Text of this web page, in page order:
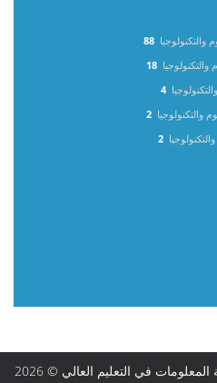
والتكنولوجيا 88
18
4
والتكنولوجيا 2
2
في التعليم العالي © 2026